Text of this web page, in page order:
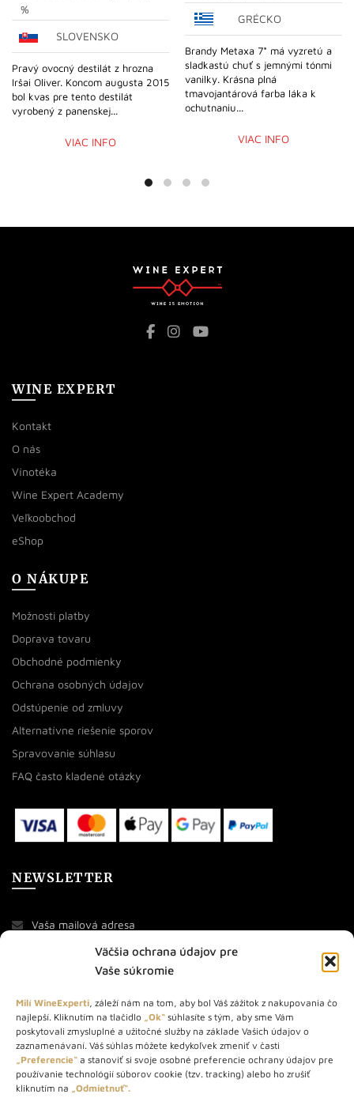
Väčšia ochrana údajov pre
Vaše súkromie
Milí WineExperti, záleží nám na tom, aby bol Váš zážitok z nakupovania čo
najlepší. Kliknutím na tlačidlo „Ok“ súhlasíte s tým, aby sme Vám
poskytovali zmysluplné a užitočné služby na základe Vašich údajov o
zaznamenávaní. Váš súhlas môžete kedykoľvek zmeniť v časti
„Preferencie“ a stanoviť si svoje osobné preferencie ochrany údajov pre
používanie technológií súborov cookie (tzv. tracking) alebo ho zrušiť
kliknutím na „Odmietnuť“.
%
SLOVENSKO
Pravý ovocný destilát z hrozna
Iršai Oliver. Koncom augusta 2015
bol kvas pre tento destilát
vyrobený z panenskej...
VIAC INFO
GRÉCKO
Brandy Metaxa 7* má vyzretú a
sladkastú chuť s jemnými tónmi
vanilky. Krásna plná
tmavojantárová farba láka k
ochutnaniu...
VIAC INFO
WINE EXPERT
Kontakt
O nás
Vínotéka
Wine Expert Academy
Veľkoobchod
eShop
O NÁKUPE
Možnosti platby
Doprava tovaru
Obchodné podmienky
Ochrana osobných údajov
Odstúpenie od zmluvy
Alternatívne riešenie sporov
Spravovanie súhlasu
FAQ často kladené otázky
NEWSLETTER
O NÁS
STORE – obchod s vínom a destilátmi od roku 2010. Na našej
webovej stránke predávame viac ako 1000+ značkových
produktov.